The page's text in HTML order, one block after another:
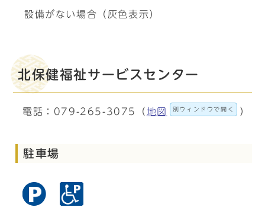
設備がない場合（灰色表示）
北保健福祉サービスセンター
電話：079-265-3075（ 地図 別ウィンドウで開く ）
駐車場